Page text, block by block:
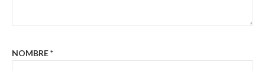
NOMBRE*